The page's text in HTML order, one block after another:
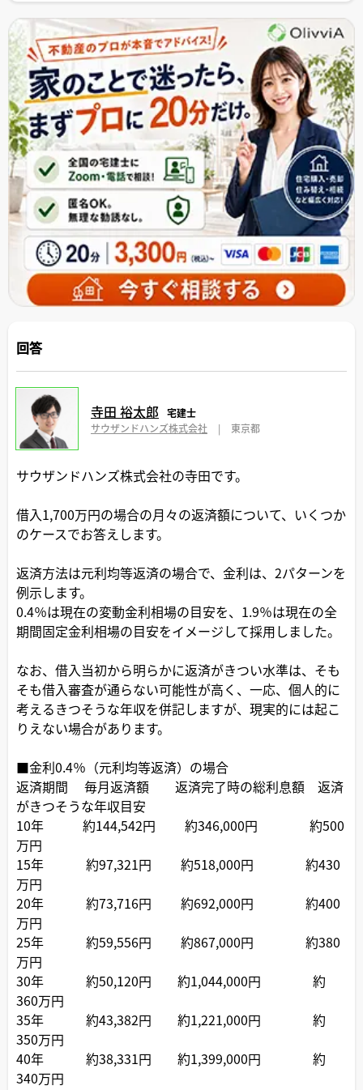
回答
寺田 裕太郎 宅建士
サウザンドハンズ株式会社
| 東京都
サウザンドハンズ株式会社の寺田です。
借入1,700万円の場合の月々の返済額について、いくつか
のケースでお答えします。
返済方法は元利均等返済の場合で、金利は、2パターンを
例示します。
0.4％は現在の変動金利相場の目安を、1.9％は現在の全
期間固定金利相場の目安をイメージして採用しました。
なお、借入当初から明らかに返済がきつい水準は、そも
そも借入審査が通らない可能性が高く、一応、個人的に
考えるきつそうな年収を併記しますが、現実的には起こ
りえない場合があります。
■金利0.4％（元利均等返済）の場合
返済期間 毎月返済額 返済完了時の総利息額 返済
がきつそうな年収目安
10年 約144,542円 約346,000円 約500
万円
15年 約97,321円 約518,000円 約430
万円
20年 約73,716円 約692,000円 約400
万円
25年 約59,556円 約867,000円 約380
万円
30年 約50,120円 約1,044,000円 約
360万円
35年 約43,382円 約1,221,000円 約
350万円
40年 約38,331円 約1,399,000円 約
340万円